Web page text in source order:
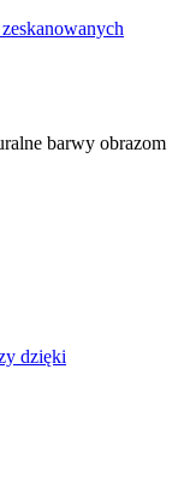
barwy obrazom
dzięki